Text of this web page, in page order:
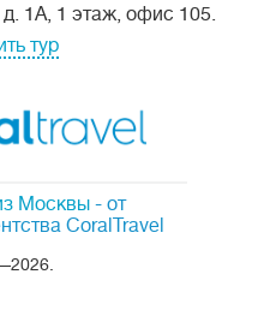
Москвы - от
CoralTravel
1А, 1 этаж, офис 105.
тур